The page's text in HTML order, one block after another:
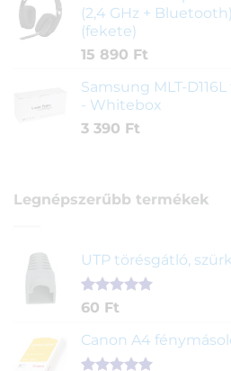
(2,4 GHz +
(fekete)
15 890 Ft
Samsung MLT-
- Whitebox
3 390 Ft
Legnépszerűbb termékek
UTP törésgátló,
Értékelés
ből,
1
értékelés
alapján
60 Ft
Canon A4